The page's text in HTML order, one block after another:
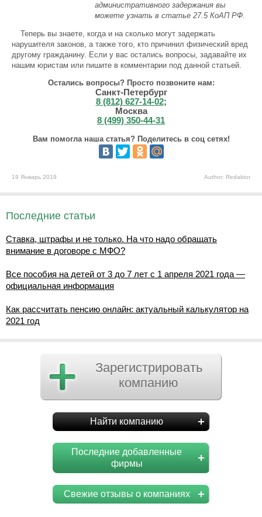
административного задержания вы
можете узнать в статье 27.5 КоАП РФ.
Теперь вы знаете, когда и на сколько могут задержать
нарушителя законов, а также того, кто причинил физический вред
другому гражданину. Если у вас остались вопросы, задавайте их
нашим юристам или пишите в комментарии под данной статьей.
Остались вопросы? Просто позвоните нам:
Санкт-Петербург
8 (812) 627-14-02;
Москва
8 (499) 350-44-31
Вам помогла наша статья? Поделитесь в соц сетях!
19 Январь 2019 Author: Redaktor
Последние статьи
Ставка, штрафы и не только. На что надо обращать
внимание в договоре с МФО?
Все пособия на детей от 3 до 7 лет с 1 апреля 2021 года —
официальная информация
Как рассчитать пенсию онлайн: актуальный калькулятор на
2021 год
Зарегистрировать
компанию
Найти компанию
Последние добавленные
фирмы
Свежие отзывы о компаниях